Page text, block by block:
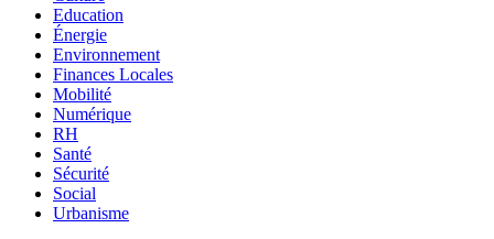
Education
Énergie
Environnement
Finances Locales
Mobilité
Numérique
RH
Santé
Sécurité
Social
Urbanisme